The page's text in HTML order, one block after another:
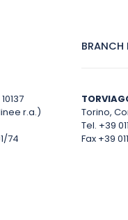
r.a.)
74
BRANCH
Torino,
Tel. +39
Fax +39